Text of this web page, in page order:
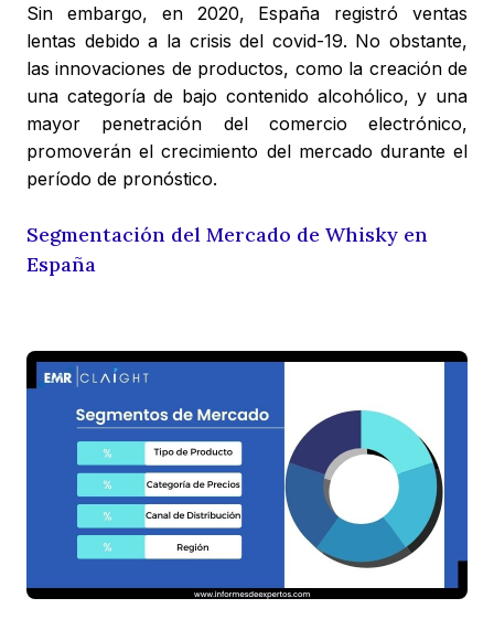
Sin embargo, en 2020, España registró ventas
lentas debido a la crisis del covid-19. No obstante,
las innovaciones de productos, como la creación de
una categoría de bajo contenido alcohólico, y una
mayor penetración del comercio electrónico,
promoverán el crecimiento del mercado durante el
período de pronóstico.
Segmentación del Mercado de Whisky en
España